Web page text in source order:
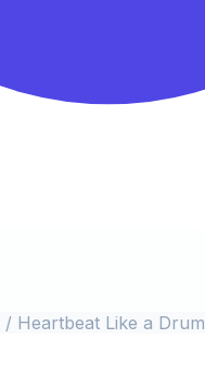
/ Heartbeat Like a Drum